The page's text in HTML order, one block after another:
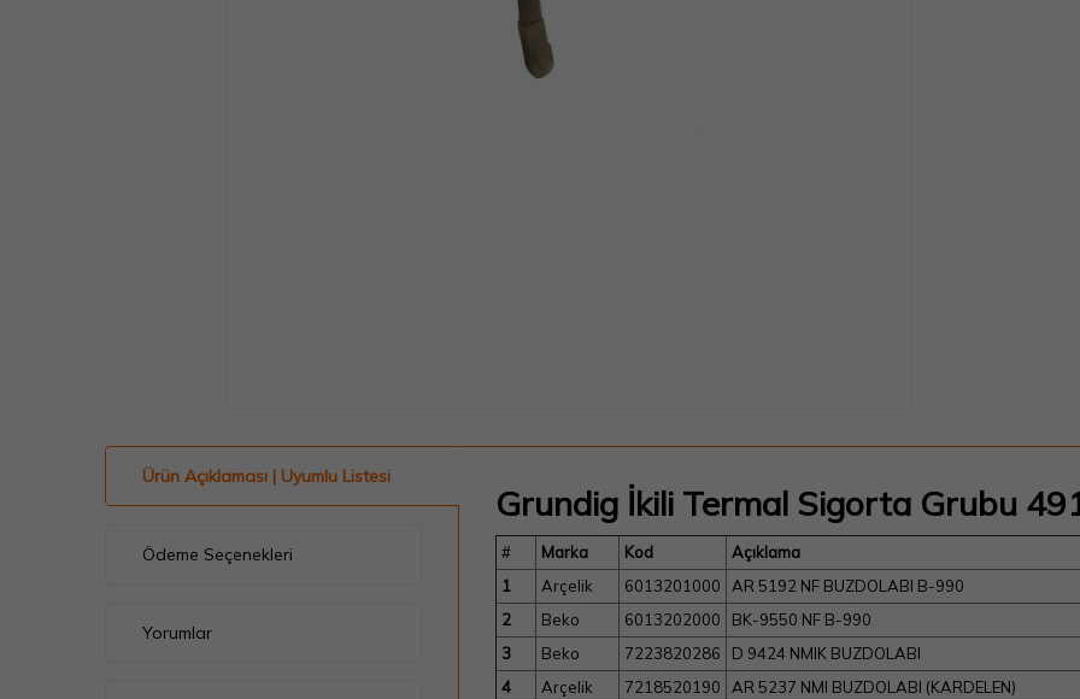
Ürün Açıklaması | Uyumlu Listesi
Ödeme Seçenekleri
Yorumlar
Grundig İkili Termal Sigorta Grubu
# Marka Kod
Açıklama
1
Arçelik 6013201000
AR 5192 NF BUZDOLABI B-990
2
Beko 6013202000
BK-9550 NF B-990
3
Beko 7223820286
D 9424 NMIK BUZDOLABI
4
Arçelik 7218520190
AR 5237 NMI BUZDOLABI (KARDELEN)